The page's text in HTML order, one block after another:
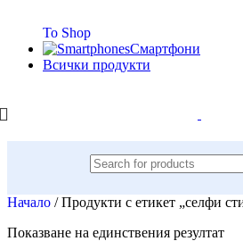
To Shop
Смартфони
Всички продукти
Начало / Продукти с етикет „селфи
Показване на единствения резултат